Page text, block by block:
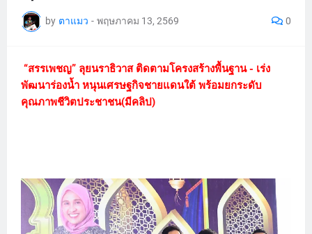
by ตาแมว - พฤษภาคม 13, 2569 0
“สรรเพชญ” ลุยนราธิวาส ติดตามโครงสร้างพื้นฐาน - เร่ง
พัฒนาร่องน้ำ หนุนเศรษฐกิจชายแดนใต้ พร้อมยกระดับ
คุณภาพชีวิตประชาชน(มีคลิป)